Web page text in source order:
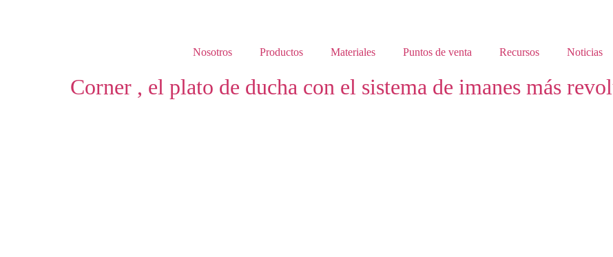
Nosotros
Productos Materiales Puntos de venta Recursos Noticias
Corner , el plato de ducha con el sistema de imanes más